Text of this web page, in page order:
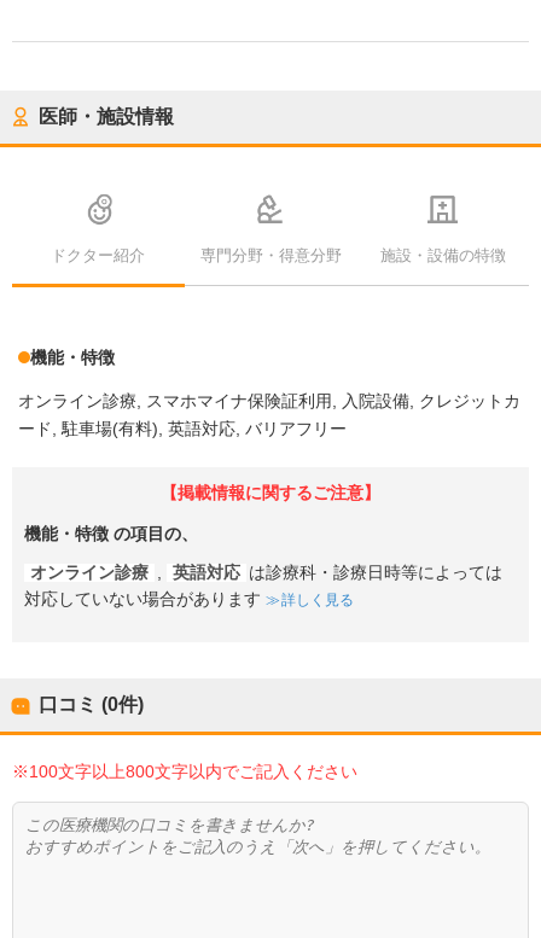
医師・施設情報
ドクター紹介 専門分野・得意分野 施設・設備の特徴
機能・特徴
オンライン診療 スマホマイナ保険証利用 入院設備 クレジットカ
ード
駐車場(有料) 英語対応 バリアフリー
【掲載情報に関するご注意】
機能・特徴 の項目の、
オンライン診療 英語対応 は診療科・診療日時等によっては
対応していない場合があります
詳しく見る
口コミ (0件)
※100文字以上800文字以内でご記入ください